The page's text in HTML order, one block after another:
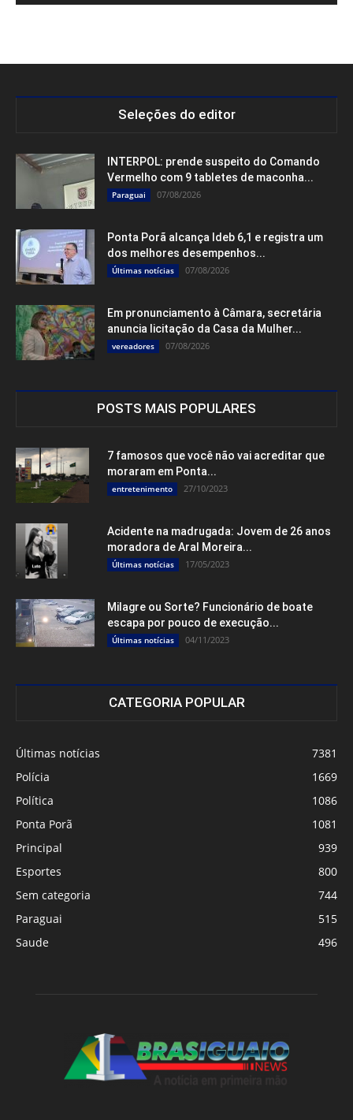
Seleções do editor
INTERPOL: prende suspeito do Comando
Vermelho com 9 tabletes de maconha...
Paraguai 07/08/2026
Ponta Porã alcança Ideb 6,1 e registra um
dos melhores desempenhos...
Últimas notícias 07/08/2026
Em pronunciamento à Câmara, secretária
anuncia licitação da Casa da Mulher...
vereadores 07/08/2026
POSTS MAIS POPULARES
7 famosos que você não vai acreditar que
moraram em Ponta...
entretenimento 27/10/2023
Acidente na madrugada: Jovem de 26 anos
moradora de Aral Moreira...
Últimas notícias 17/05/2023
Milagre ou Sorte? Funcionário de boate
escapa por pouco de execução...
Últimas notícias 04/11/2023
CATEGORIA POPULAR
Últimas notícias
7381
Polícia
1669
Política
1086
Ponta Porã
1081
Principal
939
Esportes
800
Sem categoria
744
Paraguai
515
Saude
496